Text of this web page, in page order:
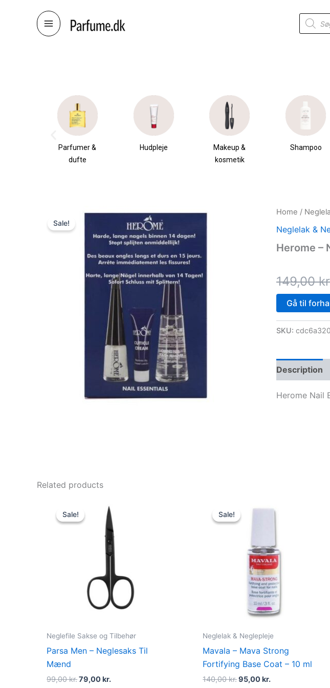
Products
search
Parfumer &
dufte
Hudpleje
Makeup &
kosmetik
Shampoo
Sale!
Home /
Neglelak &
Herome –
149,00
Gå til
SKU:
Description
Herome Nail
Related products
Sale!
Sale!
Neglefile Sakse og Tilbehør
Parsa Men – Neglesaks Til
Mænd
99,00kr.
was:
99,00 kr..
79,00kr.
price
is:
79,00 kr..
Sale!
Sale!
Neglelak & Neglepleje
Mavala – Mava Strong
Fortifying Base Coat – 10 ml
140,00kr.
price
was:
95,00kr.
price